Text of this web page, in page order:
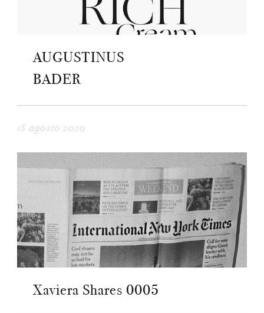
AUGUSTINUS
BADER
18 agosto 2020
Xaviera Shares 0005